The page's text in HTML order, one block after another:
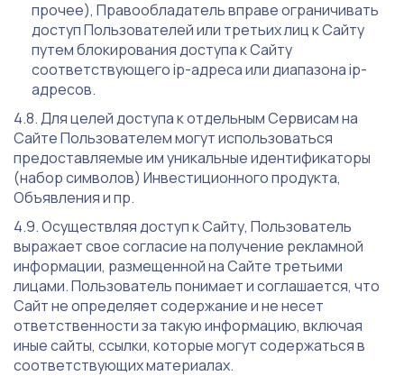
прочее), Правообладатель вправе ограничивать
доступ Пользователей или третьих лиц к Сайту
путем блокирования доступа к Сайту
соответствующего ip-адреса или диапазона ip-
адресов.
Для целей доступа к отдельным Сервисам на
Сайте Пользователем могут использоваться
предоставляемые им уникальные идентификаторы
(набор символов) Инвестиционного продукта,
Объявления и пр.
Осуществляя доступ к Сайту, Пользователь
выражает свое согласие на получение рекламной
информации, размещенной на Сайте третьими
лицами. Пользователь понимает и соглашается, что
Сайт не определяет содержание и не несет
ответственности за такую информацию, включая
иные сайты, ссылки, которые могут содержаться в
соответствующих материалах.